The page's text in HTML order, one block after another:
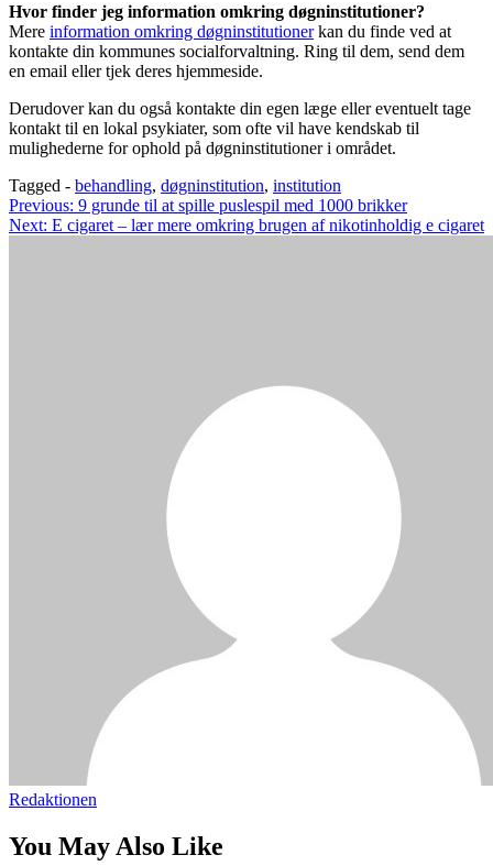
Hvor finder jeg information omkring døgninstitutioner?
Mere information omkring døgninstitutionerkan du finde ved at
kontakte din kommunes socialforvaltning. Ring til dem, send dem
en email eller tjek deres hjemmeside.
Derudover kan du også kontakte din egen læge eller eventuelt tage
kontakt til en lokal psykiater, som ofte vil have kendskab til
mulighederne for ophold på døgninstitutioner i området.
Tagged - behandling, døgninstitution, institution
Indlægsnavigation
Previous: 9 grunde til at spille puslespil med 1000 brikker
Next: E cigaret – lær mere omkring brugen af nikotinholdig e cigaret
Redaktionen
You May Also Like